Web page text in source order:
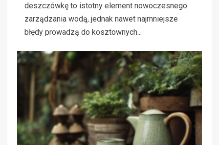
deszczówkę to istotny element nowoczesnego
zarządzania wodą, jednak nawet najmniejsze
błędy prowadzą do kosztownych...